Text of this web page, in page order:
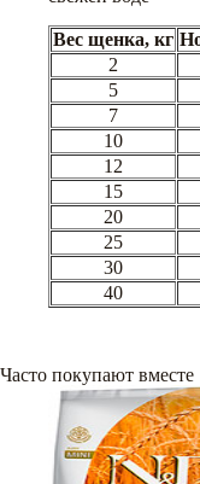
Вес щенка, кг
2
5
7
10
12
15
20
25
30
40
Часто покупают вместе